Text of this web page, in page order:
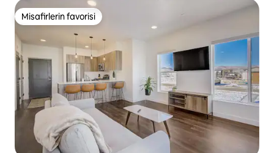
Misafirlerin favorisi
Misafirlerin favorisi